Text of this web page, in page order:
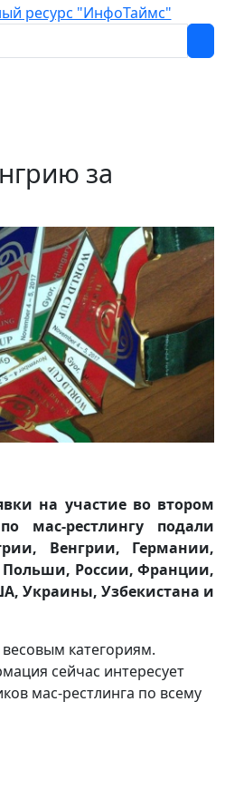
за
на участие во втором
мас-рестлингу подали
Венгрии, Германии,
России, Франции,
Украины, Узбекистана и
категориям.
сейчас интересует
мас-рестлинга по всему